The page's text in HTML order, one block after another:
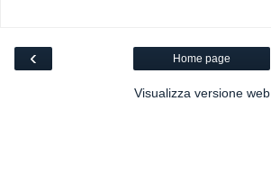
‹ Home page
Visualizza versione web